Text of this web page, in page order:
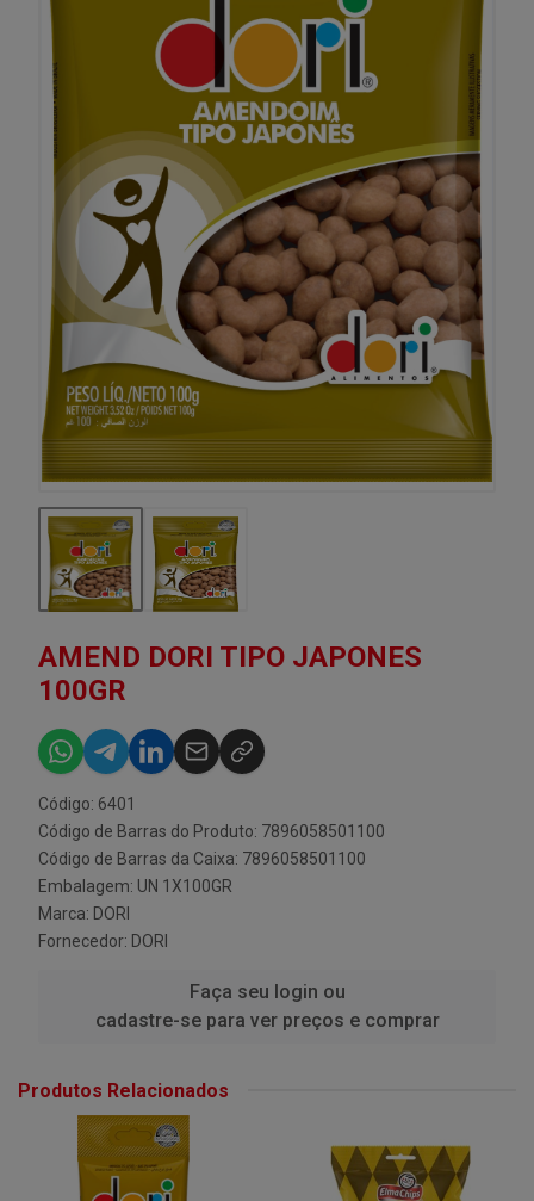
AMEND DORI TIPO JAPONES
100GR
Código: 6401
Código de Barras do Produto: 7896058501100
Código de Barras da Caixa: 7896058501100
Embalagem: UN 1X100GR
Marca: DORI
Fornecedor: DORI
Faça seu login ou
cadastre-se para ver preços e comprar
Produtos Relacionados